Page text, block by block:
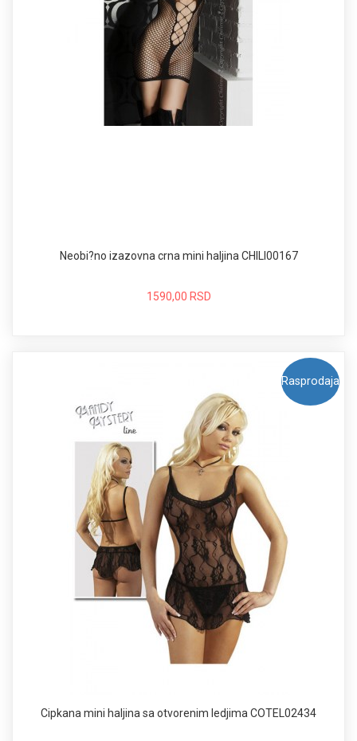
Neobi?no izazovna crna mini haljina CHILI00167
1590,00 RSD
Rasprodaja
Cipkana mini haljina sa otvorenim ledjima COTEL02434